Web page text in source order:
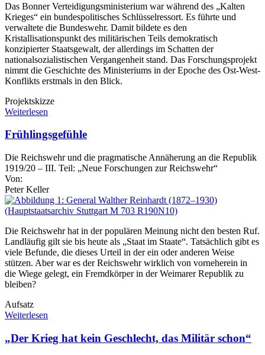
Das Bonner Verteidigungsministerium war während des „Kalten
Krieges“ ein bundespolitisches Schlüsselressort. Es führte und
verwaltete die Bundeswehr. Damit bildete es den
Kristallisationspunkt des militärischen Teils demokratisch
konzipierter Staatsgewalt, der allerdings im Schatten der
nationalsozialistischen Vergangenheit stand. Das Forschungsprojekt
nimmt die Geschichte des Ministeriums in der Epoche des Ost-West-
Konflikts erstmals in den Blick.
Projektskizze
Weiterlesen
Frühlingsgefühle
Die Reichswehr und die pragmatische Annäherung an die Republik
1919/20 – III. Teil: „Neue Forschungen zur Reichswehr“
Von:
Peter Keller
Die Reichswehr hat in der populären Meinung nicht den besten Ruf.
Landläufig gilt sie bis heute als „Staat im Staate“. Tatsächlich gibt es
viele Befunde, die dieses Urteil in der ein oder anderen Weise
stützen. Aber war es der Reichswehr wirklich von vorneherein in
die Wiege gelegt, ein Fremdkörper in der Weimarer Republik zu
bleiben?
Aufsatz
Weiterlesen
„Der Krieg hat kein Geschlecht, das Militär schon“